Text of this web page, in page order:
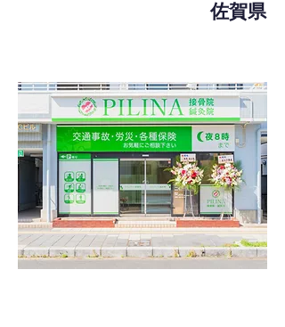
佐賀県